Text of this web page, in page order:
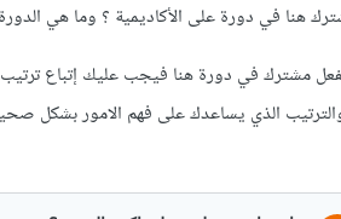
هنا في دورة على الأكاديمية ؟ وما هي
مشترك في دورة هنا فيجب عليك إتباع
الذي يساعدك على فهم الامور بشكل